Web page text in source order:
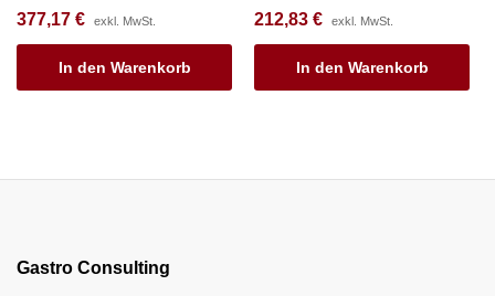
377,17 € exkl. MwSt.
In den Warenkorb
212,83 € exkl. MwSt.
In den Warenkorb
Gastro Consulting